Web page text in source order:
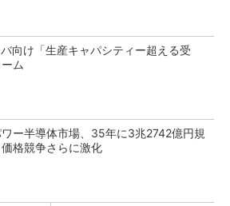
向け「生産キャパシティー超える受
ム
ー半導体市場、35年に3兆2742億円規
格競争さらに激化